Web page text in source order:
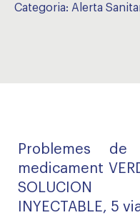
Categoria: Alerta
Problemes de
medicament
SOLUCION
INYECTABLE, 5